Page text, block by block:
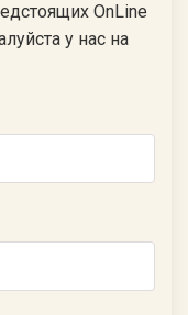
OnLine
у нас на